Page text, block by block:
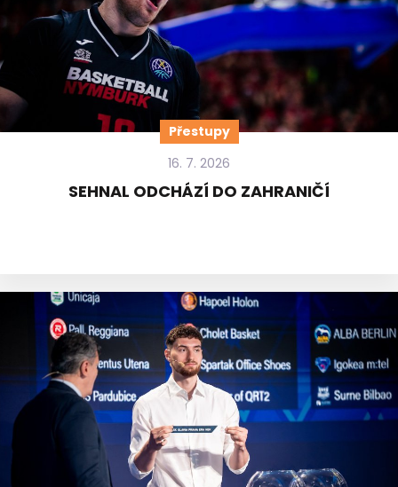
Přestupy
16. 7. 2026
SEHNAL ODCHÁZÍ DO ZAHRANIČÍ